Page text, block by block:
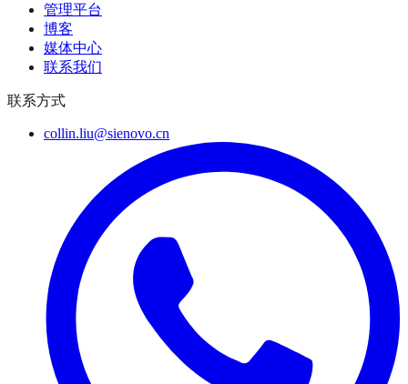
管理平台
博客
媒体中心
联系我们
联系方式
collin.liu@sienovo.cn